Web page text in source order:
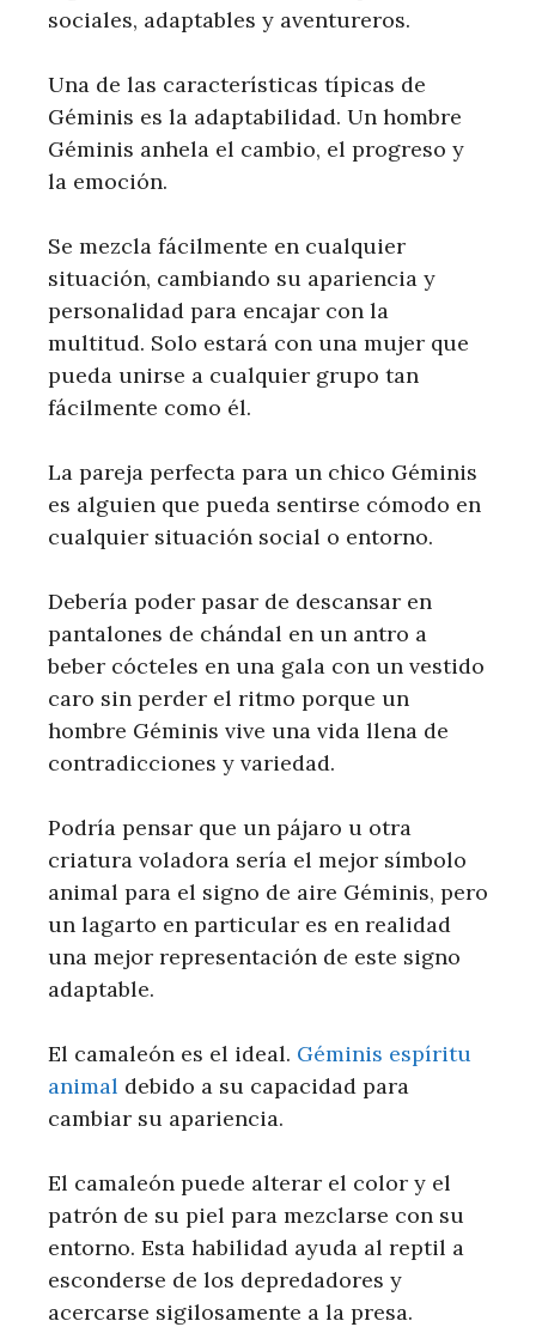
sociales, adaptables y aventureros.
Una de las características típicas de
Géminis es la adaptabilidad. Un hombre
Géminis anhela el cambio, el progreso y
la emoción.
Se mezcla fácilmente en cualquier
situación, cambiando su apariencia y
personalidad para encajar con la
multitud. Solo estará con una mujer que
pueda unirse a cualquier grupo tan
fácilmente como él.
La pareja perfecta para un chico Géminis
es alguien que pueda sentirse cómodo en
cualquier situación social o entorno.
Debería poder pasar de descansar en
pantalones de chándal en un antro a
beber cócteles en una gala con un vestido
caro sin perder el ritmo porque un
hombre Géminis vive una vida llena de
contradicciones y variedad.
Podría pensar que un pájaro u otra
criatura voladora sería el mejor símbolo
animal para el signo de aire Géminis, pero
un lagarto en particular es en realidad
una mejor representación de este signo
adaptable.
El camaleón es el ideal. Géminis espíritu
animal debido a su capacidad para
cambiar su apariencia.
El camaleón puede alterar el color y el
patrón de su piel para mezclarse con su
entorno. Esta habilidad ayuda al reptil a
esconderse de los depredadores y
acercarse sigilosamente a la presa.